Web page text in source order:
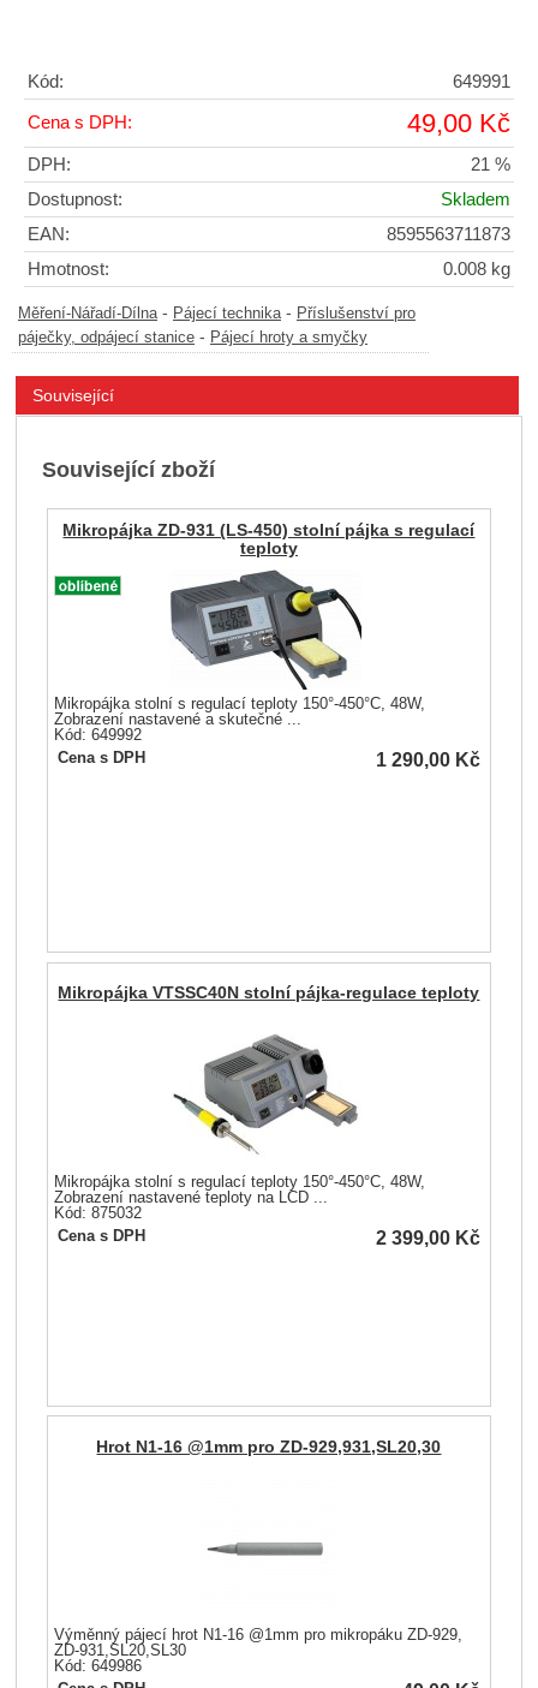
Kód: 649991
Cena s DPH: 49,00 Kč
DPH:
21 %
Dostupnost:
Skladem
EAN:
8595563711873
Hmotnost:
0.008 kg
Měření-Nářadí-Dílna- Pájecí technika- Příslušenství pro
páječky, odpájecí stanice - Pájecí hroty a smyčky
Související
Související zboží
Mikropájka ZD-931 (LS-450) stolní pájka s regulací
teploty
Mikropájka stolní s regulací teploty 150°-450°C, 48W,
Zobrazení nastavené a skutečné ...
Kód: 649992
Cena s DPH
1 290,00 Kč
Mikropájka VTSSC40N stolní pájka-regulace teploty
Mikropájka stolní s regulací teploty 150°-450°C, 48W,
Zobrazení nastavené teploty na LCD ...
Kód: 875032
Cena s DPH
2 399,00 Kč
Hrot N1-16 @1mm pro ZD-929,931,SL20,30
Výměnný pájecí hrot N1-16 @1mm pro mikropáku ZD-929,
ZD-931,SL20,SL30
Kód: 649986